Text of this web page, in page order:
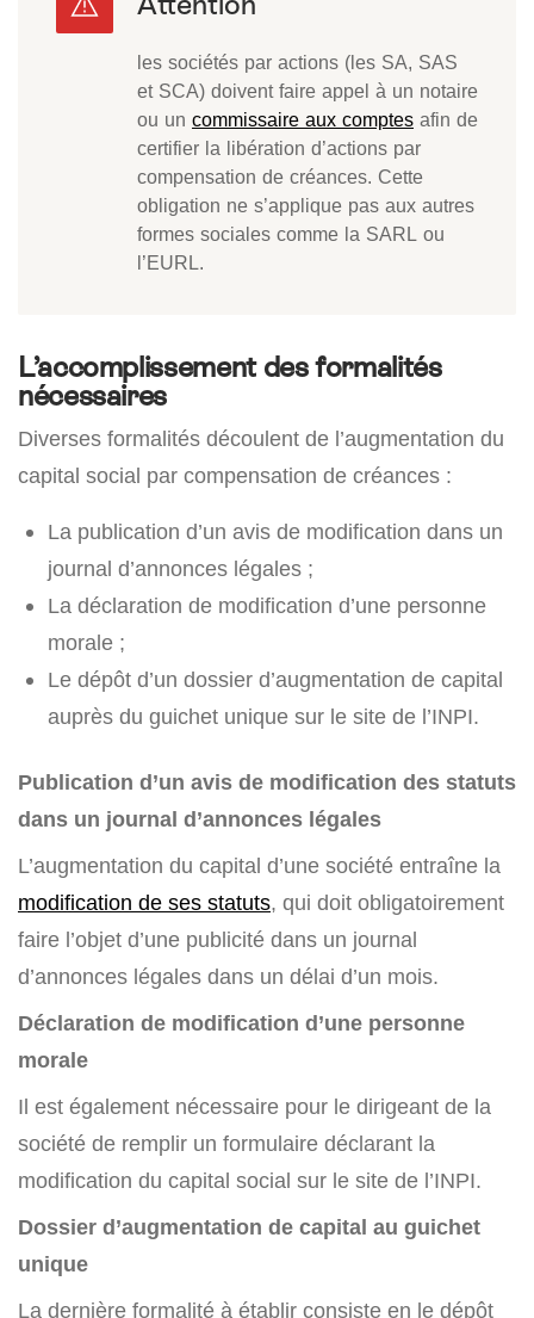
les sociétés par actions (les SA, SAS
et SCA) doivent faire appel à un notaire
ou un commissaire aux comptes afin de
certifier la libération d’actions par
compensation de créances. Cette
obligation ne s’applique pas aux autres
formes sociales comme la SARL ou
l’EURL.
L’accomplissement des formalités
nécessaires
Diverses formalités découlent de l’augmentation du
capital social par compensation de créances :
La publication d’un avis de modification dans un
journal d’annonces légales ;
La déclaration de modification d’une personne
morale ;
Le dépôt d’un dossier d’augmentation de capital
auprès du guichet unique sur le site de l’INPI.
Publication d’un avis de modification des statuts
dans un journal d’annonces légales
L’augmentation du capital d’une société entraîne la
modification de ses statuts, qui doit obligatoirement
faire l’objet d’une publicité dans un journal
d’annonces légales dans un délai d’un mois.
Déclaration de modification d’une personne
morale
Il est également nécessaire pour le dirigeant de la
société de remplir un formulaire déclarant la
modification du capital social sur le site de l’INPI.
Dossier d’augmentation de capital au guichet
unique
La dernière formalité à établir consiste en le dépôt